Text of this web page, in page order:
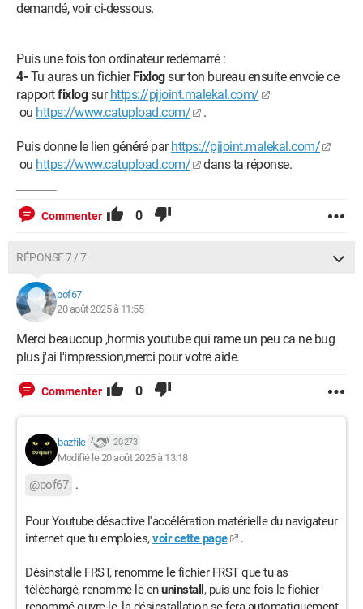
demandé, voir ci-dessous.
Puis une fois ton ordinateur redémarré :
4-Tu auras un fichier Fixlogsur ton bureau ensuite envoie ce
rapportfixlogsur https://pjjoint.malekal.com/
ou https://www.catupload.com/ .
Puis donne le lien généré par https://pjjoint.malekal.com/
ou https://www.catupload.com/ dans ta réponse.
Commenter 0
RÉPONSE 7 / 7
pof67
20 août 2025 à 11:55
Merci beaucoup ,hormis youtube qui rame un peu ca ne bug
plus j'ai l'impression,merci pour votre aide.
Commenter 0
bazfile 20 273
Modifié le 20 août 2025 à 13:18
@pof67 .
Pour Youtube désactive l'accélération matérielle du navigateur
internet que tu emploies,voir cette page .
Désinstalle FRST, renomme le fichier FRST que tu as
téléchargé, renomme-le enuninstall , puis une fois le fichier